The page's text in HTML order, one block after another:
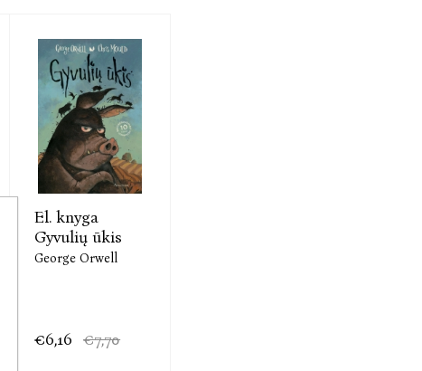
El. knyga
Gyvulių ūkis
George Orwell
€6,16 €7,70